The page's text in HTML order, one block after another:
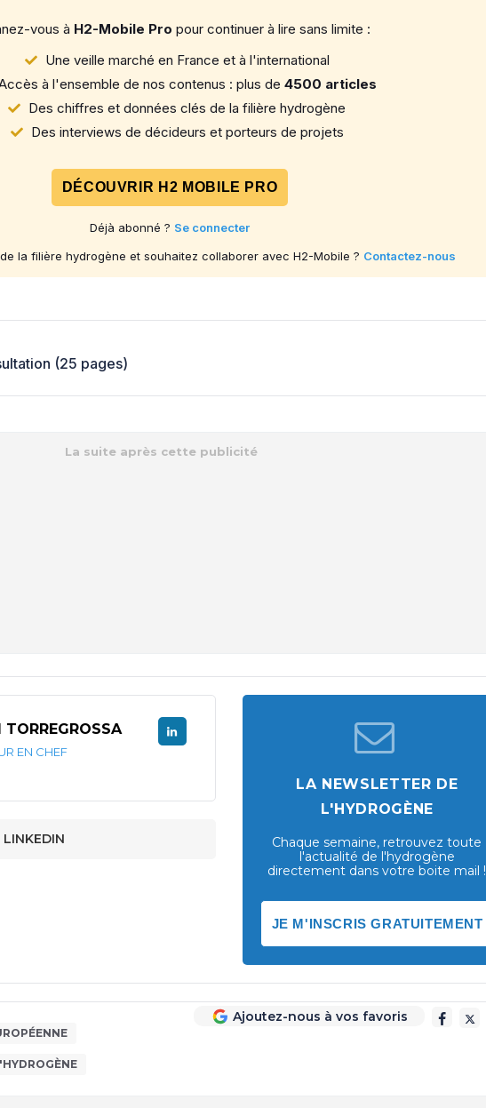
vous à H2-Mobile Pro pour continuer à lire sans limite :
Une veille marché en France et à l'international
à l'ensemble de nos contenus : plus de 4500 articles
Des chiffres et données clés de la filière hydrogène
Des interviews de décideurs et porteurs de projets
DÉCOUVRIR H2 MOBILE PRO
Déjà abonné ? Se connecter
la filière hydrogène et souhaitez collaborer avec H2-Mobile ? Contactez-nous
(25 pages)
EN CHEF
LINKEDIN
LA NEWSLETTER DE
L'HYDROGÈNE
Chaque semaine, retrouvez toute
l'actualité de l'hydrogène
directement dans votre boite mail !
JE M'INSCRIS GRATUITEMENT
Ajoutez-nous à vos favoris